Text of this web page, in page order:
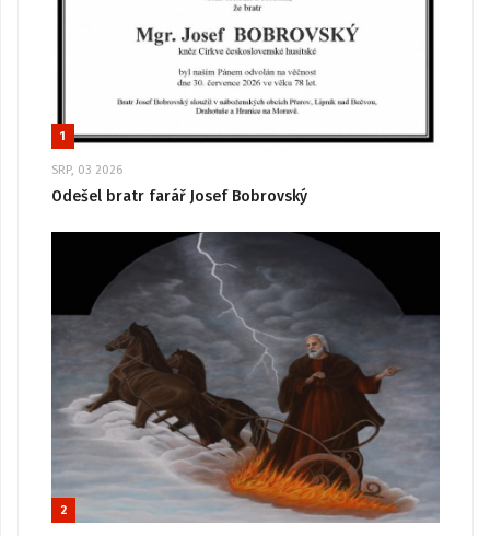
1
SRP, 03 2026
Odešel bratr farář Josef Bobrovský
2